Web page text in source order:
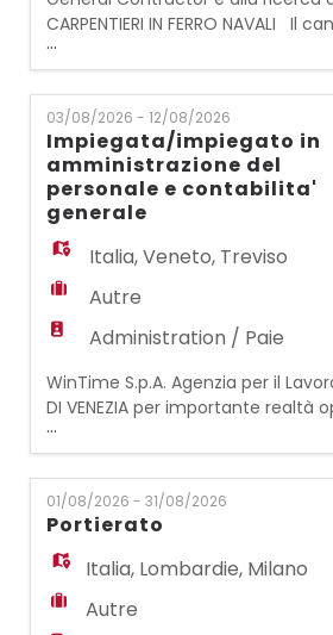
CARPENTIERI IN FERRO NAVALI Il
ideale dovrebbe essere in grado
e montaggio della lamiera
del Cantiere - Conoscere i
strumenti di lavoro che vengono
nel settore della Carpenteria
Svolgere in autonomia il lavoro
dal Capo-C
...
03/08/2026 - 12/08/2026
Impiegata/impiegato in
amministrazione del
personale e contabilita'
generale
Italia,Veneto, Treviso
Autre
Administration / Paie
WinTime S.p.A. Agenzia per il
DI VENEZIA per importante realtà
nel settore dei servizi, ricerca:
IMPIEGATA/IMPIEGATO IN
DEL PERSONALE E CONTABILITA'
risorsa, inserita all'interno dell'ufficio
amministrativo, si occuperà di: -
Contabilità generale (prima nota,
fatturazione attiva e
...
01/08/2026 - 31/08/2026
Portierato
Italia, Lombardie, Milano
Autre